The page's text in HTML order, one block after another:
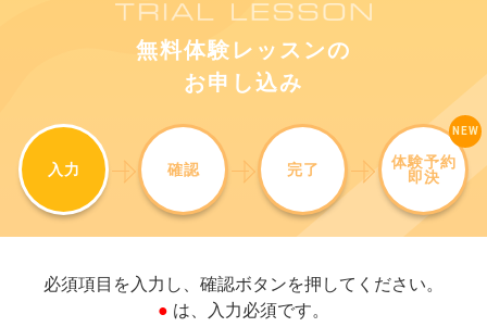
無料体験レッスンの
お申し込み
入力 確認 完了
体験予約
即決
必須項目を入力し、確認ボタンを押してください。
● は、入力必須です。